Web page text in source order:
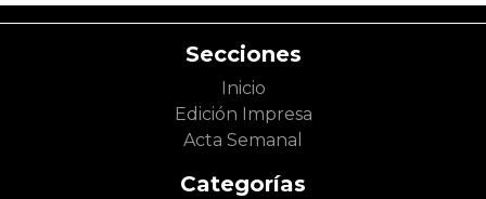
Secciones
Inicio
Edición Impresa
Acta Semanal
Categorías